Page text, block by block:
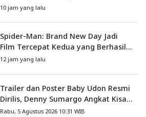
Melawan Kutukan Mematikan
10 jam yang lalu
Spider-Man: Brand New Day Jadi
Film Tercepat Kedua yang Berhasil
Tembus US$1 Miliar
12 jam yang lalu
Trailer dan Poster Baby Udon Resmi
Dirilis, Denny Sumargo Angkat Kisah
Nyata Fanny Kondoh
Rabu, 5 Agustus 2026 10:31 WIB